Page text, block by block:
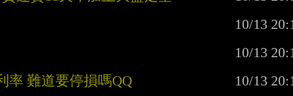
率 難道要停損嗎QQ